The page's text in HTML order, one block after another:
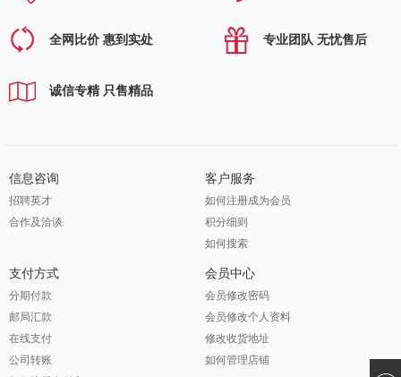
全网比价 惠到实处 专业团队 无忧售后
诚信专精 只售精品
信息咨询
招聘英才
合作及洽谈
客户服务
如何注册成为会员
积分细则
如何搜索
支付方式
分期付款
邮局汇款
在线支付
公司转账
会员中心
会员修改密码
会员修改个人资料
修改收货地址
如何管理店铺